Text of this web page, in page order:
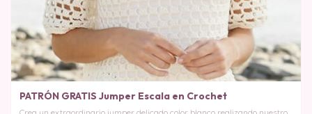
PATRÓN GRATIS Jumper Escala en Crochet